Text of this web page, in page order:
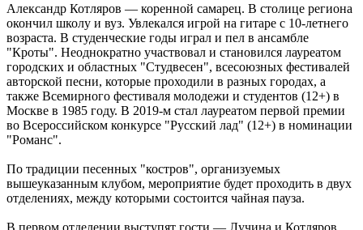
16-летний подросток восстанавливается в больнице после
налета БПЛА
06.08.2026 | 17:46
На судоремонтном заводе Самары заложили кили двух новых
пассажирских судов
06.08.2026 | 17:42
Жителей Тольятти приглашают на набережную на шоу-
вечеринку
06.08.2026 | 17:23
Стало известно, на каких улицах Самары постригли газоны 6
06.08.2026 | 17:10
На железнодорожных переездах Самарской области
произошло пять ДТП с начала года
Александр Котляров — коренной самарец. В столице региона
окончил школу и вуз. Увлекался игрой на гитаре с 10-летнего
возраста. В студенческие годы играл и пел в ансамбле
"Кроты". Неоднократно участвовал и становился лауреатом
городских и областных "Студвесен", всесоюзных фестивалей
авторской песни, которые проходили в разных городах, а
также Всемирного фестиваля молодежи и студентов (12+) в
Москве в 1985 году. В 2019-м стал лауреатом первой премии
во Всероссийском конкурсе "Русский лад" (12+) в номинации
"Романс".
По традиции песенных "костров", организуемых
вышеуказанным клубом, мероприятие будет проходить в двух
отделениях, между которыми состоится чайная пауза.
В первом отделении выступят гости — Лучина и Котляров.